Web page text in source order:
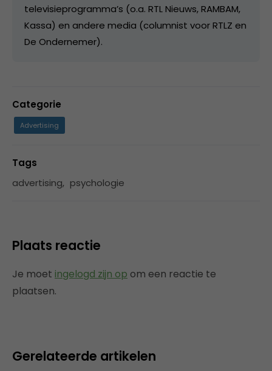
televisieprogramma’s (o.a. RTL Nieuws, RAMBAM,
Kassa) en andere media (columnist voor RTLZ en
De Ondernemer).
Categorie
Advertising
Tags
advertising, psychologie
Plaats reactie
Je moet ingelogd zijn op om een reactie te
plaatsen.
Gerelateerde artikelen